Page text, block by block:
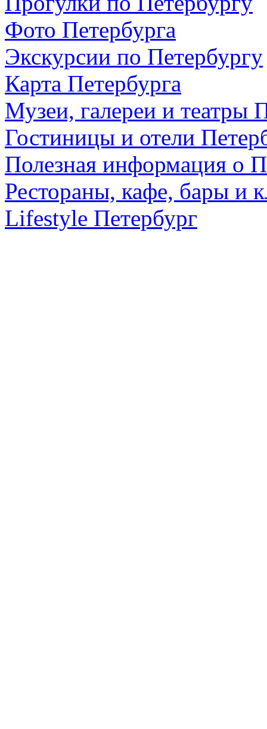
Фото Петербурга
Экскурсии по Петербургу
Карта Петербурга
Музеи, галереи и театры
Гостиницы и отели
Полезная информация о
Рестораны, кафе, бары и
Lifestyle Петербург